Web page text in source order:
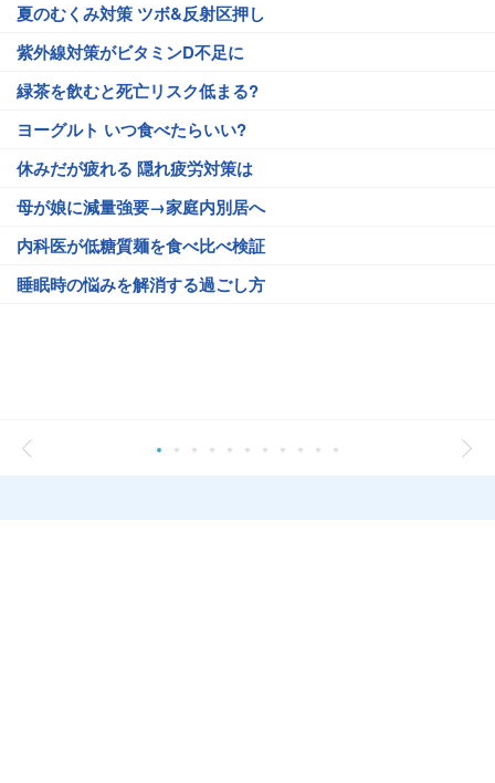
夏のむくみ対策 ツボ&反射区押し
紫外線対策がビタミンD不足に
緑茶を飲むと死亡リスク低まる?
ヨーグルト いつ食べたらいい?
休みだが疲れる 隠れ疲労対策は
母が娘に減量強要→家庭内別居へ
内科医が低糖質麺を食べ比べ検証
睡眠時の悩みを解消する過ごし方